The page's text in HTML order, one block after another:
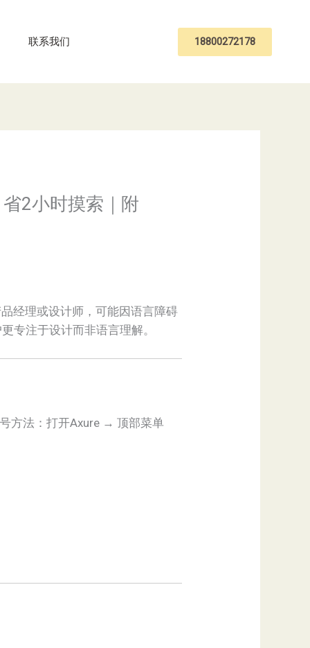
联系我们 18800272178
2小时摸索｜附
经理或设计师，可能因语言障碍
专注于设计而非语言理解。
方法：打开Axure → 顶部菜单